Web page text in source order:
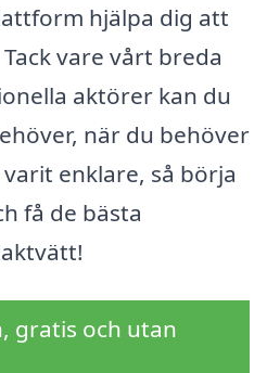
hjälpa dig att
vare vårt breda
aktörer kan du
när du behöver
enklare, så börja
få de bästa
gratis och utan